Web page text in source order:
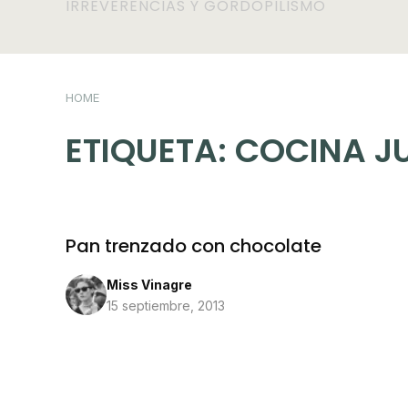
IRREVERENCIAS Y GORDOPILISMO
HOME
ETIQUETA: COCINA
Pan trenzado con chocolate
Miss Vinagre
15 septiembre, 2013